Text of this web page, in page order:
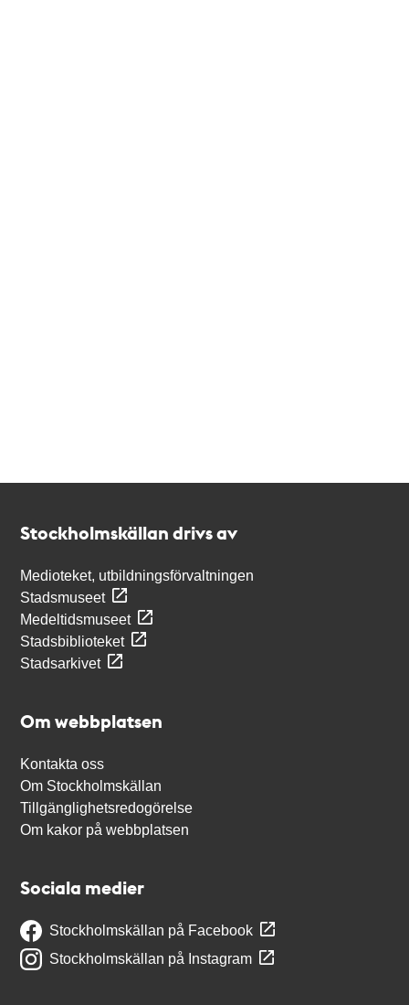
Stockholmskällan drivs av
Medioteket, utbildningsförvaltningen
Stadsmuseet
Medeltidsmuseet
Stadsbiblioteket
Stadsarkivet
Om webbplatsen
Kontakta oss
Om Stockholmskällan
Tillgänglighetsredogörelse
Om kakor på webbplatsen
Sociala medier
Stockholmskällan på Facebook
Stockholmskällan på Instagram